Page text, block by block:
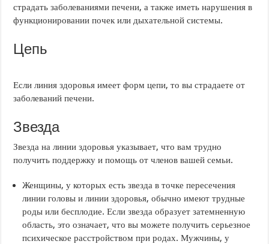
страдать заболеваниями печени, а также иметь нарушения в
функционировании почек или дыхательной системы.
Цепь
Если линия здоровья имеет форм цепи, то вы страдаете от
заболеваний печени.
Звезда
Звезда на линии здоровья указывает, что вам трудно
получить поддержку и помощь от членов вашей семьи.
Женщины, у которых есть звезда в точке пересечения
линии головы и линии здоровья, обычно имеют трудные
роды или бесплодие. Если звезда образует затемненную
область, это означает, что вы можете получить серьезное
психическое расстройством при родах. Мужчины, у